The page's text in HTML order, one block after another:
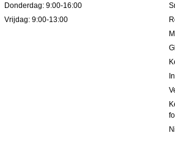
Donderdag: 9:00-16:00
Vrijdag: 9:00-13:00